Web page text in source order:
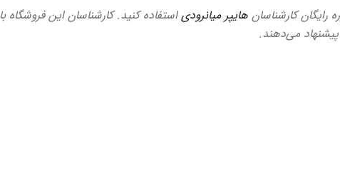
رایگان کارشناسان هایپر میانرودیاستفاده کنید. کارشناسان این فروشگاه با
پیشنهاد می‌دهند.